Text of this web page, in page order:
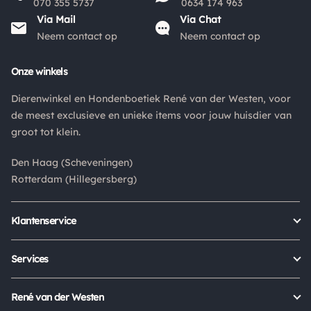
pakket niet afgehaald? Dan retourneren wij het
aankoopbedrag min de gemaakte verzendkosten.
Retouren
het product altijd retourneren binnen 14 dagen. De
retourkosten bedragen € 6.75 en zijn voor eigen rekening.
Kies bij het retourneren altijd voor "alleen huisadres",
niet af.
070 355 5737
0634 174 963
Via Mail
Neem contact op
Via Chat
Neem contact op
Onze winkels
Dierenwinkel en Hondenboetiek René van der Westen, voor
de meest exclusieve en unieke items voor jouw huisdier van
groot tot klein.
Den Haag (Scheveningen)
Rotterdam (Hillegersberg)
Klantenservice
Status bestelling
Services
René van der Westen